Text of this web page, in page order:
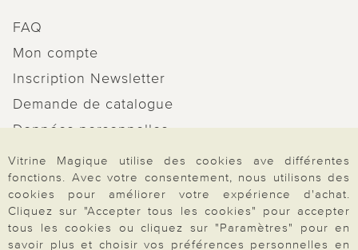
FAQ
Mon compte
Inscription Newsletter
Demande de catalogue
Données personnelles
Droit de rétractation
Rétractation
Vitrine Magique utilise des cookies ave différentes
fonctions. Avec votre consentement, nous utilisons des
cookies pour améliorer votre expérience d'achat.
Cliquez sur "Accepter tous les cookies" pour accepter
tous les cookies ou cliquez sur "Paramètres" pour en
savoir plus et choisir vos préférences personnelles en